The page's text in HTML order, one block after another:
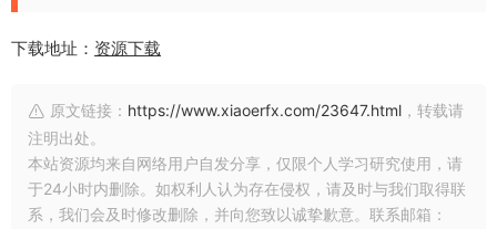
下载地址： 资源下载
原文链接： https://www.xiaoerfx.com/23647.html ，转载请
注明出处。
本站资源均来自网络用户自发分享，仅限个人学习研究使用，请
于24小时内删除。如权利人认为存在侵权，请及时与我们取得联
系，我们会及时修改删除，并向您致以诚挚歉意。联系邮箱：